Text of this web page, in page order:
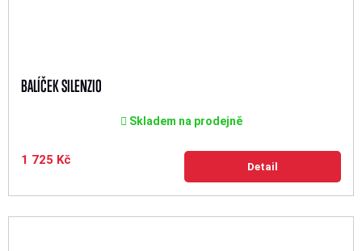
BALÍČEK SILENZIO
Skladem na prodejně
1 725 Kč Detail